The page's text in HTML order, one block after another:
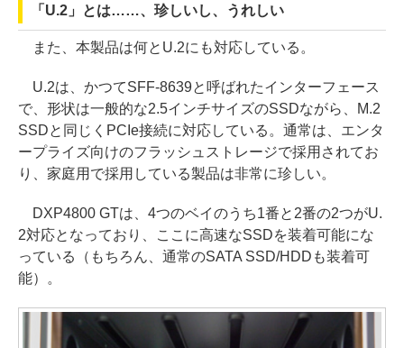
「U.2」とは……、珍しいし、うれしい
また、本製品は何とU.2にも対応している。
U.2は、かつてSFF-8639と呼ばれたインターフェース
で、形状は一般的な2.5インチサイズのSSDながら、M.2
SSDと同じくPCIe接続に対応している。通常は、エンタ
ープライズ向けのフラッシュストレージで採用されてお
り、家庭用で採用している製品は非常に珍しい。
DXP4800 GTは、4つのベイのうち1番と2番の2つがU.
2対応となっており、ここに高速なSSDを装着可能にな
っている（もちろん、通常のSATA SSD/HDDも装着可
能）。